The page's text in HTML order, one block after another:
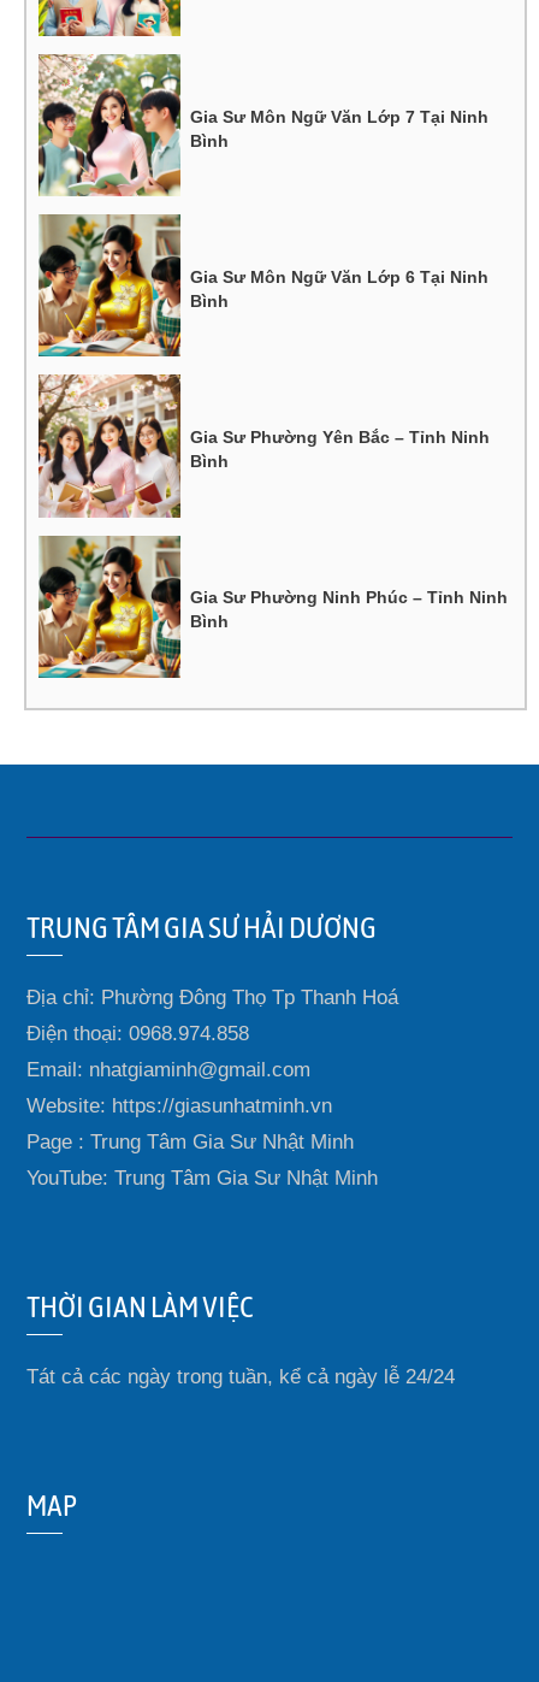
Gia Sư Môn Ngữ Văn Lớp 7 Tại Ninh
Bình
Gia Sư Môn Ngữ Văn Lớp 6 Tại Ninh
Bình
Gia Sư Phường Yên Bắc – Tỉnh Ninh
Bình
Gia Sư Phường Ninh Phúc – Tỉnh Ninh
Bình
TRUNG TÂM GIA SƯ HẢI DƯƠNG
Địa chỉ: Phường Đông Thọ Tp Thanh Hoá
Điện thoại: 0968.974.858
Email: nhatgiaminh@gmail.com
Website: https://giasunhatminh.vn
Page : Trung Tâm Gia Sư Nhật Minh
YouTube: Trung Tâm Gia Sư Nhật Minh
THỜI GIAN LÀM VIỆC
Tát cả các ngày trong tuần, kể cả ngày lễ 24/24
MAP